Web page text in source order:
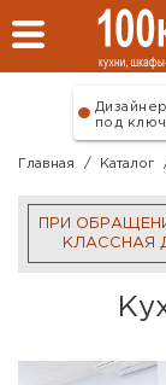
Перейти к
под
Главная / Каталог
ПРИ
КЛАССНАЯ